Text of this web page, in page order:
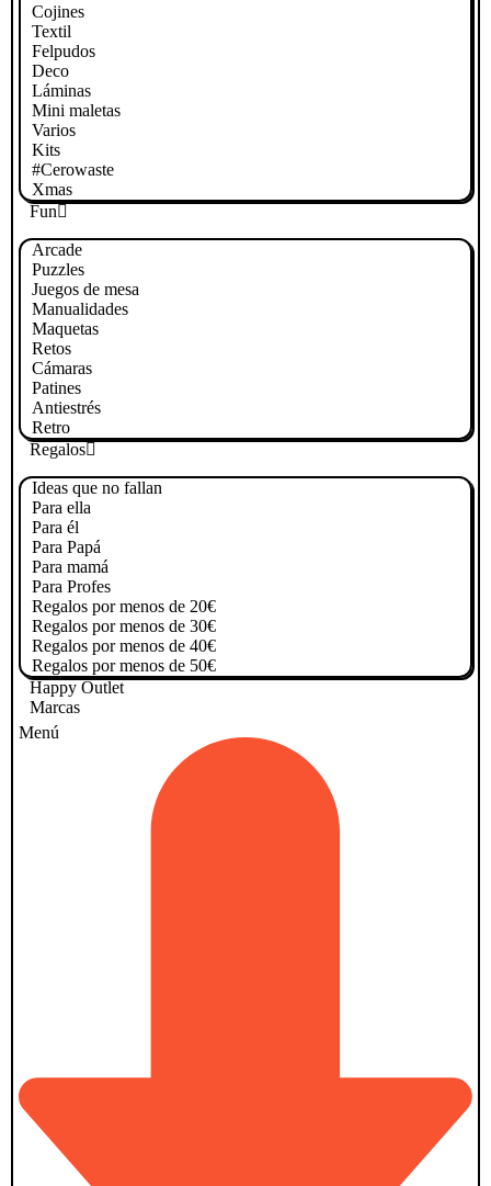
Cojines
Textil
Felpudos
Deco
Láminas
Mini maletas
Varios
Kits
#Cerowaste
Xmas
Fun
Arcade
Puzzles
Juegos de mesa
Manualidades
Maquetas
Retos
Cámaras
Patines
Antiestrés
Retro
Regalos
Ideas que no fallan
Para ella
Para él
Para Papá
Para mamá
Para Profes
Regalos por menos de 20€
Regalos por menos de 30€
Regalos por menos de 40€
Regalos por menos de 50€
Happy Outlet
Marcas